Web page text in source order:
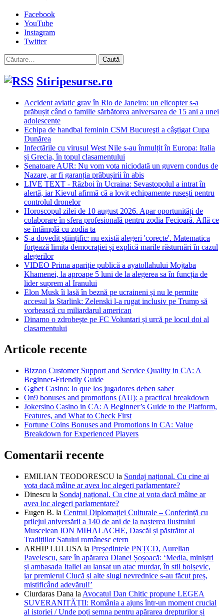
Facebook
YouTube
Instagram
Twitter
Caută
după:
Stiripesurse.ro
Accident aviatic grav în Rio de Janeiro: un elicopter s-a
prăbușit când o familie sărbătorea aniversarea de 15 ani a unei
adolescente
Echipa de handbal feminin CSM Bucureşti a câştigat Cupa
Dunărea
Infectările cu virusul West Nile s-au înmulțit în Europa: Italia
și Grecia, în topul clasamentului
Senatoare AUR: Nu vom vota niciodată un guvern condus de
Nazare, ar fi garanția prăbușirii în abis
LIVE TEXT - Război în Ucraina: Sevastopolul a intrat în
alertă, iar Kievul afirmă că a lovit echipamente rusești pentru
controlul dronelor
Horoscopul zilei de 10 august 2026. Apar oportunități de
colaborare în sfera profesională pentru zodia Fecioară. Află ce
se întâmplă cu zodia ta
S-a dovedit științific: nu există alegeri 'corecte'. Matematica
forțează limita democrației și explică marile răsturnări în cazul
alegerilor
VIDEO Prima apariție publică a ayatollahului Mojtaba
Khamenei, la aproape 5 luni de la alegerea sa în funcția de
lider suprem al Iranului
Elon Musk îi lasă în beznă pe ucraineni și nu le permite
accesul la Starlink: Zelenski l-a rugat inclusiv pe Trump să
vorbească cu miliardarul american
Dinamo o zdrobește pe FC Voluntari și urcă pe locul doi al
clasamentului
Articole recente
Bizzoo Customer Support and Service Quality in CA: A
Beginner-Friendly Guide
Ggbet Casino: lo que los jugadores deben saber
On9 bonuses and promotions (AU): a practical breakdown
Jokersino Casino in CA: A Beginner’s Guide to the Platform,
Features, and What to Check First
Fortune Coins Bonuses and Promotions in CA: Value
Breakdown for Experienced Players
Comentarii recente
EMILIAN TEODORESCU la Sondaj național. Cu cine ai
vota dacă mâine ar avea loc alegeri parlamentare?
Dinescu la Sondaj național. Cu cine ai vota dacă mâine ar
avea loc alegeri parlamentare?
Eugen B. la Centrul Diplomației Culturale – Conferință cu
prilejul aniversării a 140 de ani de la nașterea ilustrului
Muscelean ION MIHALACHE, Dascăl și păstrător al
Tradițiilor Satului românesc etern
ARHIP LULUSA la Președintele PNȚCD, Aurelian
Pavelescu, sare în apărarea Dianei Șoșoacă: ‘Media, miniștri
și ambasada Italiei au lansat un atac murdar, în stil bolșevic,
iar premierul Ciucă și alte slugi nevrednice s-au făcut preș,
mistificând adevărul!’
Ciurdaras Dana la Avocatul Dan Chitic propune LEGEA
SUVERANITĂȚII: România a ajuns într-un moment crucial
al istoriei / Unde poți semna pentru apărarea drepturilor și